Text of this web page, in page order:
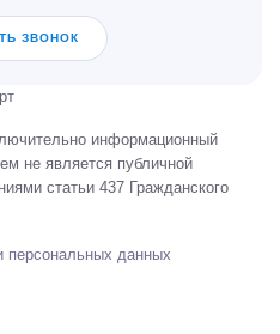
информационный
не является публичной
статьи 437 Гражданского
персональных данных
ЗВОНОК